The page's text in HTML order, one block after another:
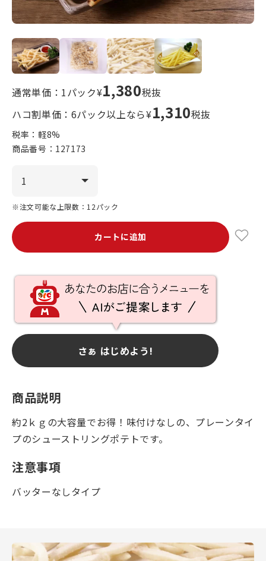
通常単価：1パック¥1,380税抜
ハコ割単価：6パック以上なら¥1,310税抜
税率：軽8%
商品番号： 127173
※注文可能な上限数：12パック
カートに追加
さぁ はじめよう!
商品説明
約2ｋｇの大容量でお得！味付けなしの、プレーンタイ
プのシューストリングポテトです。
注意事項
バッターなしタイプ